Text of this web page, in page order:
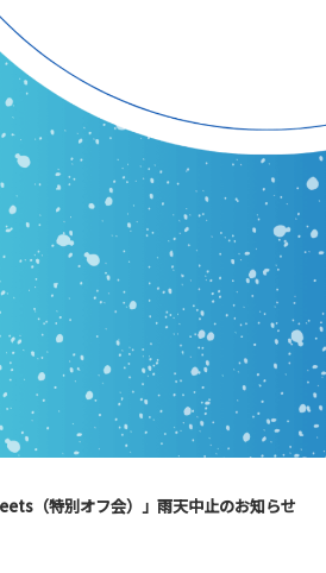
（特別オフ会）」雨天中止のお知らせ